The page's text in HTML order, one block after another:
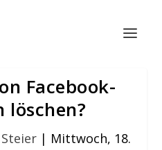
Facebook-
löschen?
| Mittwoch, 18.